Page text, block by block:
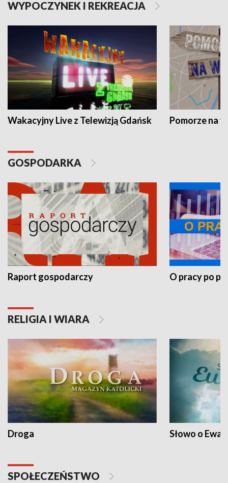
WYPOCZYNEK I REKREACJA
Wakacyjny Live z Telewizją Gdańsk Pomorze na
GOSPODARKA
Raport gospodarczy O pracy po
RELIGIA I WIARA
Droga Słowo o
SPOŁECZEŃSTWO